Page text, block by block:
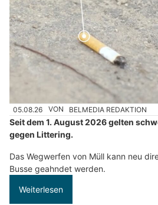
05.08.26 VON BELMEDIA REDAKTION
Seit dem 1. August 2026 gelten
gegen Littering.
Das Wegwerfen von Müll kann neu
Busse geahndet werden.
Weiterlesen